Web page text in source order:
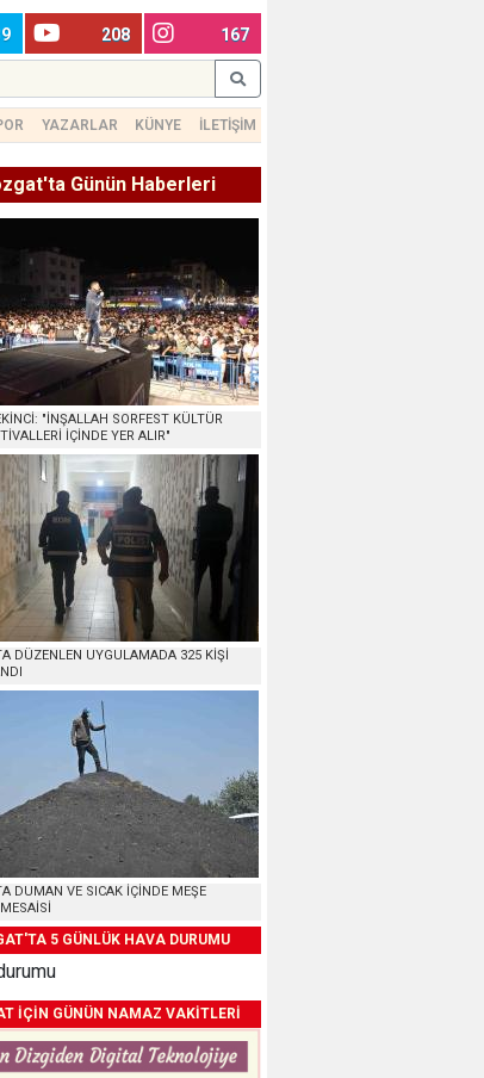
208 167
YAZARLAR KÜNYE İLETİŞİM
Günün Haberleri
"İNŞALLAH SORFEST KÜLTÜR
İÇİNDE YER ALIR"
DÜZENLEN UYGULAMADA 325 KİŞİ
DUMAN VE SICAK İÇİNDE MEŞE
5 GÜNLÜK HAVA DURUMU
İÇİN GÜNÜN NAMAZ VAKİTLERİ